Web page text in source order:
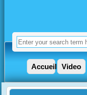
Accueil Video